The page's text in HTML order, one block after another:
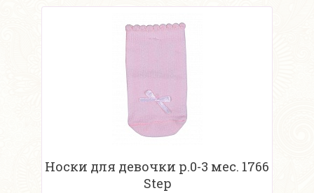
Носки для девочки р.0-3 мес. 1766
Step